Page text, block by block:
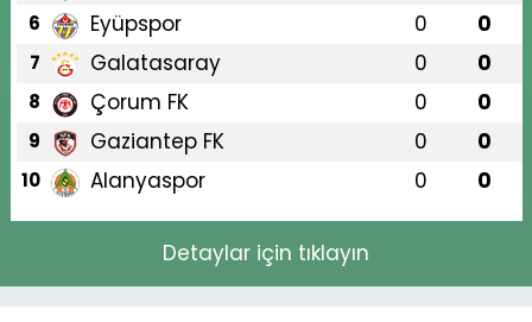
6 Eyüpspor 0 0
7 Galatasaray 0 0
8 Çorum FK 0 0
9 Gaziantep FK 0 0
10 Alanyaspor 0 0
Detaylar için tıklayın